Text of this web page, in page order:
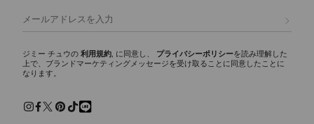
レザー仕上げを使用しています。どんなワードローブにもエレガンスと
多彩な魅力を添える、モダンなシルエットをご覧ください。
スリッパ
エリオットスリッパ ファミリーは、多彩な彫刻的シルエットが印象的
で、ディテールにシグネチャーなハードウェアをあしらいました。 洗
現代的なクラフツマンシップを兼ね備えた、エフォートレスで魅力ある
ジミー チュウの 利用規約, に同意し、 プライバシーポリシーを読み理解した
上で、ブランドマーケティングメッセージを受け取ることに同意したことに
なります。